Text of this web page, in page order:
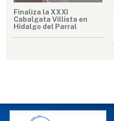
Finaliza la XXXI
Cabalgata Villista en
Hidalgo del Parral